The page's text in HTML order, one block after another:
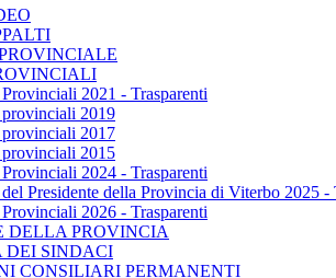
2021 - Trasparenti
2019
2017
2015
2024 - Trasparenti
Presidente della Provincia di Viterbo 2025 -
2026 - Trasparenti
DELLA PROVINCIA
DEI SINDACI
CONSILIARI PERMANENTI